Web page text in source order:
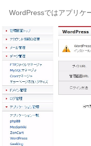
WordPressではアプリケ